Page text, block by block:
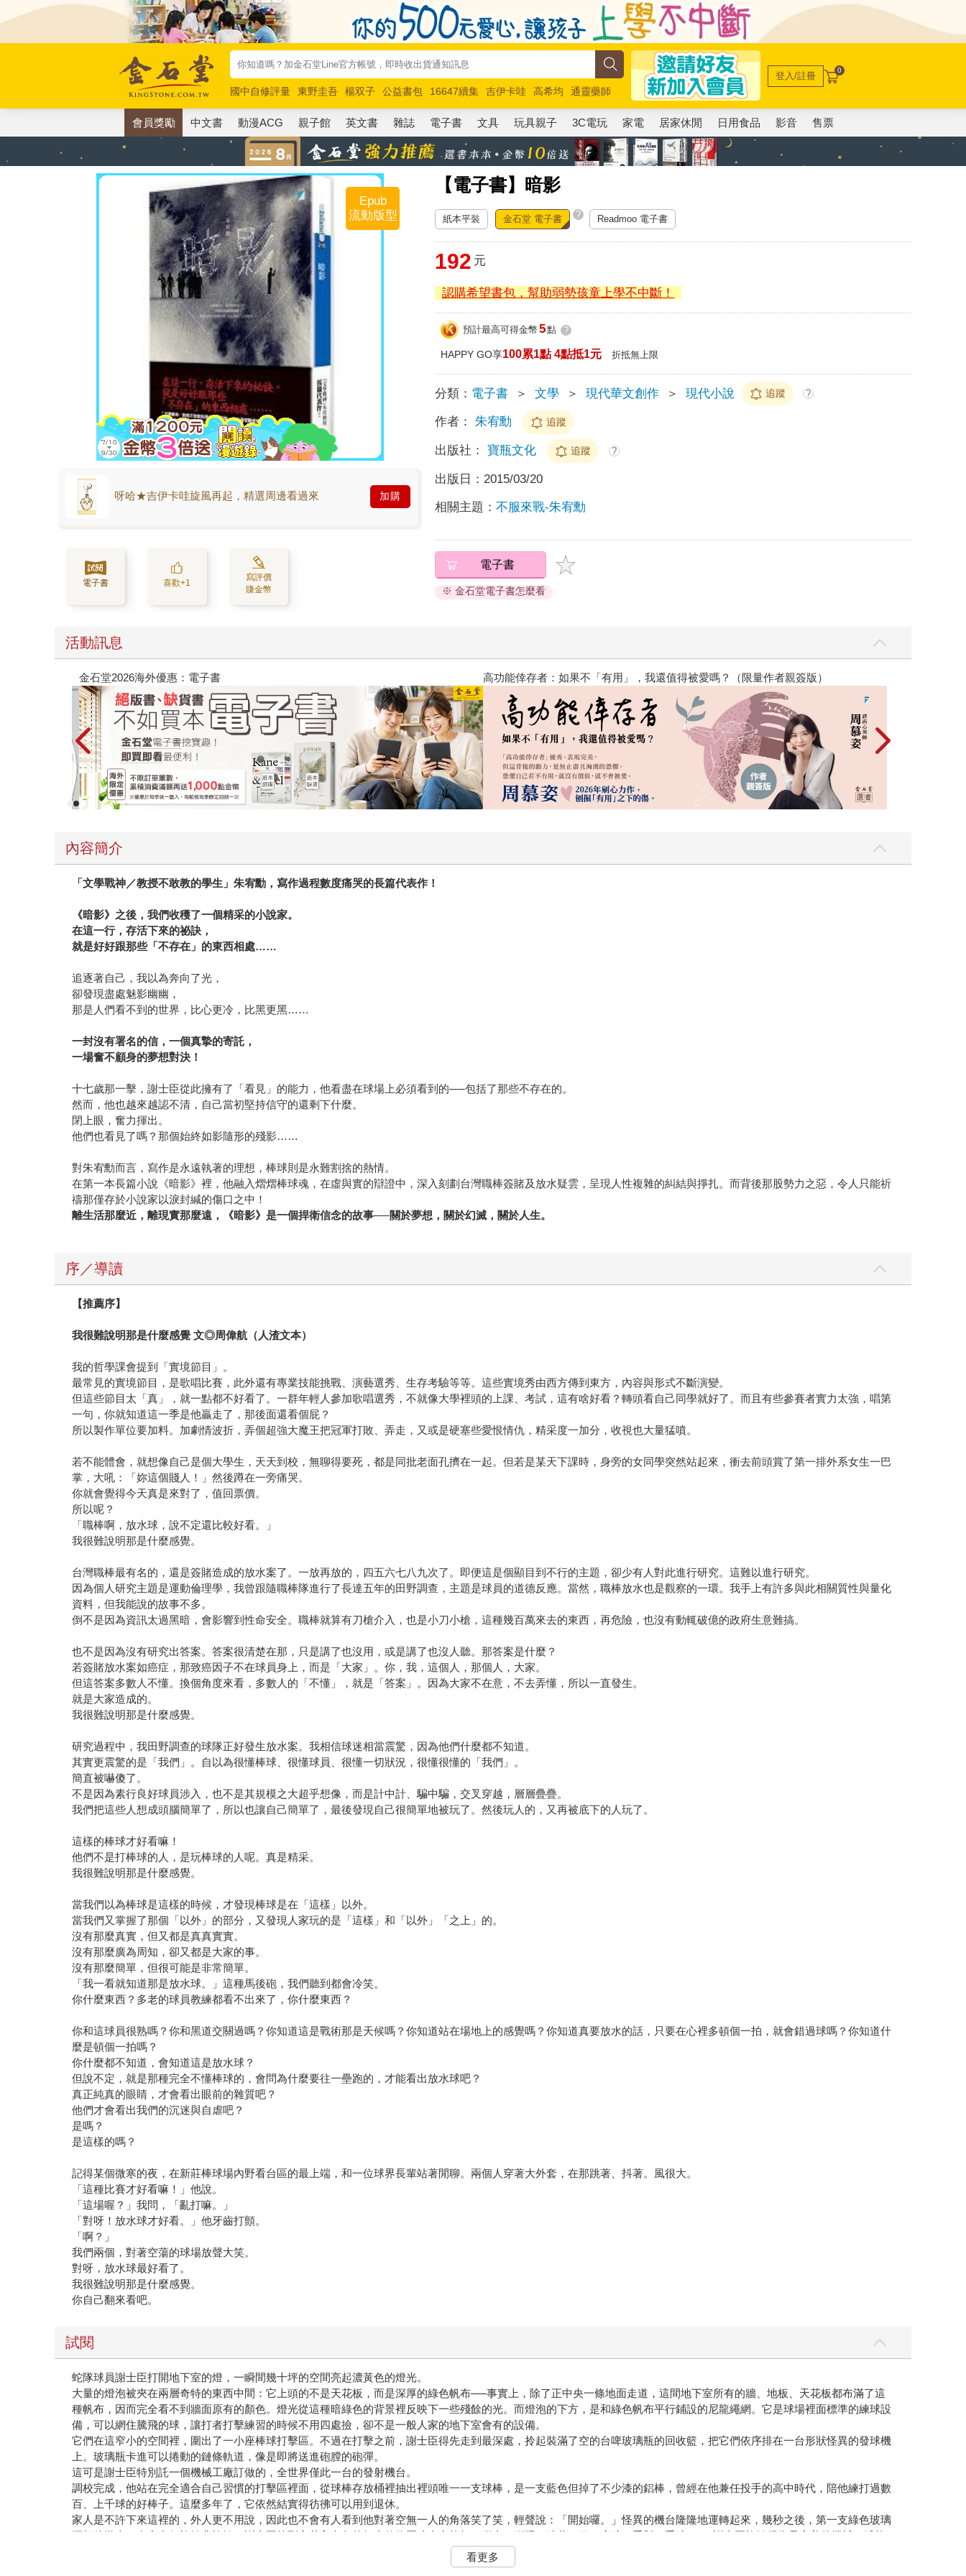
國中自修評量 東野圭吾 楊双子 公益書包 16647續集 吉伊卡哇 高希均
通靈藥師
唯紅花綻放
奧德賽 路邊攤新作 馬斯克 玩具總動員5 超慢跑
登入/註冊 0
會員獎勵 中文書 動漫ACG 親子館 英文書 雜誌 電子書 文具 玩具親子 3C電玩 家電 居家休閒 日用食品 影音 售票
【電子書】暗影
Epub
流動版型
呀哈★吉伊卡哇旋風再起，精選周邊看過來 加購
電子書 喜歡+1
寫評價
賺金幣
紙本平裝 金石堂 電子書 ? Readmoo 電子書
192 元
認購希望書包，幫助弱勢孩童上學不中斷！
預計最高可得金幣 5點 ?
HAPPY GO享100累1點 4點抵1元 折抵無上限
分類： 電子書 ＞ 文學 ＞ 現代華文創作 ＞ 現代小說 追蹤 ?
作者： 朱宥勳 追蹤
出版社： 寶瓶文化 追蹤 ?
出版日： 2015/03/20
相關主題：不服來戰-朱宥勳
電子書
※ 金石堂電子書怎麼看
活動訊息
春光ｘ奇幻基地｜全書系展 2026金石堂暑假漫博〈你好，我吃一點〉第二波
內容簡介
「文學戰神／教授不敢教的學生」朱宥勳，寫作過程數度痛哭的長篇代表作！
《暗影》之後，我們收穫了一個精采的小說家。
在這一行，存活下來的祕訣，
就是好好跟那些「不存在」的東西相處……
追逐著自己，我以為奔向了光，
卻發現盡處魅影幽幽，
那是人們看不到的世界，比心更冷，比黑更黑……
一封沒有署名的信，一個真摯的寄託，
一場奮不顧身的夢想對決！
十七歲那一擊，謝士臣從此擁有了「看見」的能力，他看盡在球場上必須看到的──包括了那些不存在的。
然而，他也越來越認不清，自己當初堅持信守的還剩下什麼。
閉上眼，奮力揮出。
他們也看見了嗎？那個始終如影隨形的殘影……
對朱宥勳而言，寫作是永遠執著的理想，棒球則是永難割捨的熱情。
在第一本長篇小說《暗影》裡，他融入熠熠棒球魂，在虛與實的辯證中，深入刻劃台灣職棒簽賭及放水疑雲，呈現人性複雜的糾結與掙扎。而背後那股勢力之惡，令人只能祈
禱那僅存於小說家以淚封緘的傷口之中！
離生活那麼近，離現實那麼遠，《暗影》是一個捍衛信念的故事──關於夢想，關於幻滅，關於人生。
序／導讀
【推薦序】
我很難說明那是什麼感覺 文◎周偉航（人渣文本）
我的哲學課會提到「實境節目」。
最常見的實境節目，是歌唱比賽，此外還有專業技能挑戰、演藝選秀、生存考驗等等。這些實境秀由西方傳到東方，內容與形式不斷演變。
但這些節目太「真」，就一點都不好看了。一群年輕人參加歌唱選秀，不就像大學裡頭的上課、考試，這有啥好看？轉頭看自己同學就好了。而且有些參賽者實力太強，唱第
一句，你就知道這一季是他贏走了，那後面還看個屁？
所以製作單位要加料。加劇情波折，弄個超強大魔王把冠軍打敗、弄走，又或是硬塞些愛恨情仇，精采度一加分，收視也大量猛噴。
若不能體會，就想像自己是個大學生，天天到校，無聊得要死，都是同批老面孔擠在一起。但若是某天下課時，身旁的女同學突然站起來，衝去前頭賞了第一排外系女生一巴
掌，大吼：「妳這個賤人！」然後蹲在一旁痛哭。
你就會覺得今天真是來對了，值回票價。
所以呢？
「職棒啊，放水球，說不定還比較好看。」
我很難說明那是什麼感覺。
台灣職棒最有名的，還是簽賭造成的放水案了。一放再放的，四五六七八九次了。即便這是個顯目到不行的主題，卻少有人對此進行研究。這難以進行研究。
因為個人研究主題是運動倫理學，我曾跟隨職棒隊進行了長達五年的田野調查，主題是球員的道德反應。當然，職棒放水也是觀察的一環。我手上有許多與此相關質性與量化
資料，但我能說的故事不多。
倒不是因為資訊太過黑暗，會影響到性命安全。職棒就算有刀槍介入，也是小刀小槍，這種幾百萬來去的東西，再危險，也沒有動輒破億的政府生意難搞。
也不是因為沒有研究出答案。答案很清楚在那，只是講了也沒用，或是講了也沒人聽。那答案是什麼？
若簽賭放水案如癌症，那致癌因子不在球員身上，而是「大家」。你，我，這個人，那個人，大家。
但這答案多數人不懂。換個角度來看，多數人的「不懂」，就是「答案」。因為大家不在意，不去弄懂，所以一直發生。
就是大家造成的。
我很難說明那是什麼感覺。
研究過程中，我田野調查的球隊正好發生放水案。我相信球迷相當震驚，因為他們什麼都不知道。
其實更震驚的是「我們」。自以為很懂棒球、很懂球員、很懂一切狀況，很懂很懂的「我們」。
簡直被嚇傻了。
不是因為素行良好球員涉入，也不是其規模之大超乎想像，而是計中計、騙中騙，交叉穿越，層層疊疊。
我們把這些人想成頭腦簡單了，所以也讓自己簡單了，最後發現自己很簡單地被玩了。然後玩人的，又再被底下的人玩了。
這樣的棒球才好看嘛！
他們不是打棒球的人，是玩棒球的人呢。真是精采。
我很難說明那是什麼感覺。
當我們以為棒球是這樣的時候，才發現棒球是在「這樣」以外。
當我們又掌握了那個「以外」的部分，又發現人家玩的是「這樣」和「以外」「之上」的。
沒有那麼真實，但又都是真真實實。
沒有那麼廣為周知，卻又都是大家的事。
沒有那麼簡單，但很可能是非常簡單。
「我一看就知道那是放水球。」這種馬後砲，我們聽到都會冷笑。
你什麼東西？多老的球員教練都看不出來了，你什麼東西？
你和這球員很熟嗎？你和黑道交關過嗎？你知道這是戰術那是天候嗎？你知道站在場地上的感覺嗎？你知道真要放水的話，只要在心裡多頓個一拍，就會錯過球嗎？你知道什
麼是頓個一拍嗎？
你什麼都不知道，會知道這是放水球？
但說不定，就是那種完全不懂棒球的，會問為什麼要往一壘跑的，才能看出放水球吧？
真正純真的眼睛，才會看出眼前的雜質吧？
他們才會看出我們的沉迷與自虐吧？
是嗎？
是這樣的嗎？
記得某個微寒的夜，在新莊棒球場內野看台區的最上端，和一位球界長輩站著閒聊。兩個人穿著大外套，在那跳著、抖著。風很大。
「這種比賽才好看嘛！」他說。
「這場喔？」我問，「亂打嘛。」
「對呀！放水球才好看。」他牙齒打顫。
「啊？」
我們兩個，對著空蕩的球場放聲大笑。
對呀，放水球最好看了。
我很難說明那是什麼感覺。
你自己翻來看吧。
試閱
蛇隊球員謝士臣打開地下室的燈，一瞬間幾十坪的空間亮起濃黃色的燈光。
大量的燈泡被夾在兩層奇特的東西中間：它上頭的不是天花板，而是深厚的綠色帆布──事實上，除了正中央一條地面走道，這間地下室所有的牆、地板、天花板都布滿了這
種帆布，因而完全看不到牆面原有的顏色。燈光從這種暗綠色的背景裡反映下一些殘餘的光。而燈泡的下方，是和綠色帆布平行鋪設的尼龍繩網。它是球場裡面標準的練球設
備，可以網住騰飛的球，讓打者打擊練習的時候不用四處撿，卻不是一般人家的地下室會有的設備。
它們在這窄小的空間裡，圍出了一小座棒球打擊區。不過在打擊之前，謝士臣得先走到最深處，拎起裝滿了空的台啤玻璃瓶的回收籃，把它們依序排在一台形狀怪異的發球機
上。玻璃瓶卡進可以捲動的鏈條軌道，像是即將送進砲膛的砲彈。
這可是謝士臣特別託一個機械工廠訂做的，全世界僅此一台的發射機台。
調校完成，他站在完全適合自己習慣的打擊區裡面，從球棒存放桶裡抽出裡頭唯一一支球棒，是一支藍色但掉了不少漆的鋁棒，曾經在他兼任投手的高中時代，陪他練打過數
百、上千球的好棒子。這麼多年了，它依然結實得彷彿可以用到退休。
家人是不許下來這裡的，外人更不用說，因此也不會有人看到他對著空無一人的角落笑了笑，輕聲說：「開始囉。」怪異的機台隆隆地運轉起來，幾秒之後，第一支綠色玻璃
瓶朝他拋來，在空中似旋轉非旋轉。謝士臣等到它落入內角偏紅中的位置才全力拉打，腳尖、腳踝、膝蓋、腰、肩膀、手肘、手腕──。謝士臣旋轉得像是完美的機械，球棒
擊中瓶身，猛然爆裂，一陣綠芒四散翻飛。第二支瓶子很快也飛出來了。他臉頰裸露，到時候免不了一點傷，但還有兩天才要收假回隊上。不過就是一點微微的刺痛，以及隨
之而來的癢。第三支、第四支、第五支……不知道打到第幾支的時候，他才毫無偏差地打中了沒有瓶蓋的瓶口。
看更多